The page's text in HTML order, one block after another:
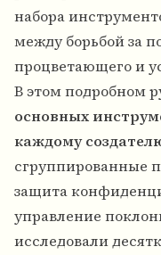
набора
между борьбой за
процветающего и
В этом подробном
основных
каждому
сгруппированные
защита
управление
исследовали